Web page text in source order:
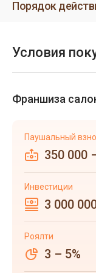
Порядок
Условия
Франшиза
Паушальный
350 000
Инвестиции
3 000
Роялти
3 – 5%